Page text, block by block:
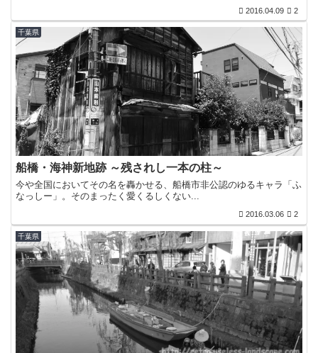
2016.04.09 2
千葉県
船橋・海神新地跡 ～残されし一本の柱～
今や全国においてその名を轟かせる、船橋市非公認のゆるキャラ「ふ
なっしー」。そのまったく愛くるしくない...
2016.03.06 2
千葉県